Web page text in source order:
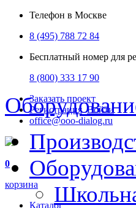
Телефон в Москве
8 (495) 788 72 84
Бесплатный номер для
8 (800) 333 17 90
Заказать проект
Регистрация Войти
office@ooo-dialog.ru
0
корзина
Каталог